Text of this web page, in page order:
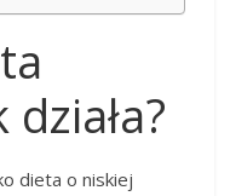
dieta o niskiej